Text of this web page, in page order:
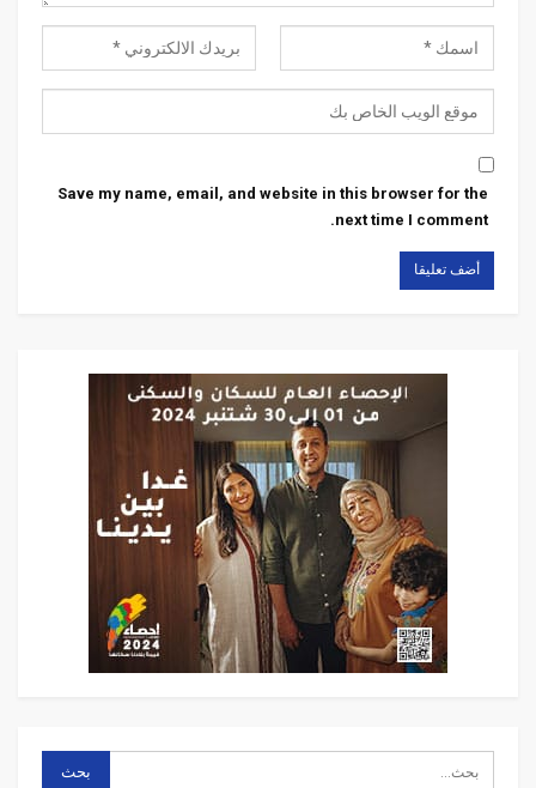
Save my name, email, and website in this browser for the
next time I comment.